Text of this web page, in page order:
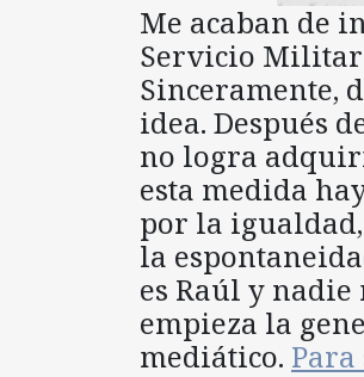
Me acaban de
Servicio Militar
Sinceramente,
idea. Después
no logra
esta medida
por la
la
es Raúl y nadie
empieza la
mediático.